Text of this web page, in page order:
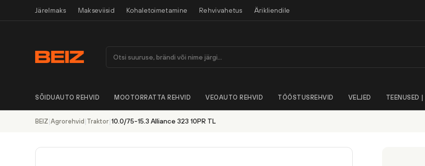
Järelmaks Makseviisid Kohaletoimetamine Rehvivahetus Ärikliendile
SÕIDUAUTO REHVID MOOTORRATTA REHVID VEOAUTO REHVID TÖÖSTUSREHVID VELJED TEENUSED
BEIZ |Agrorehvid | Traktor|10.0/75-15.3 Alliance 323 10PR TL